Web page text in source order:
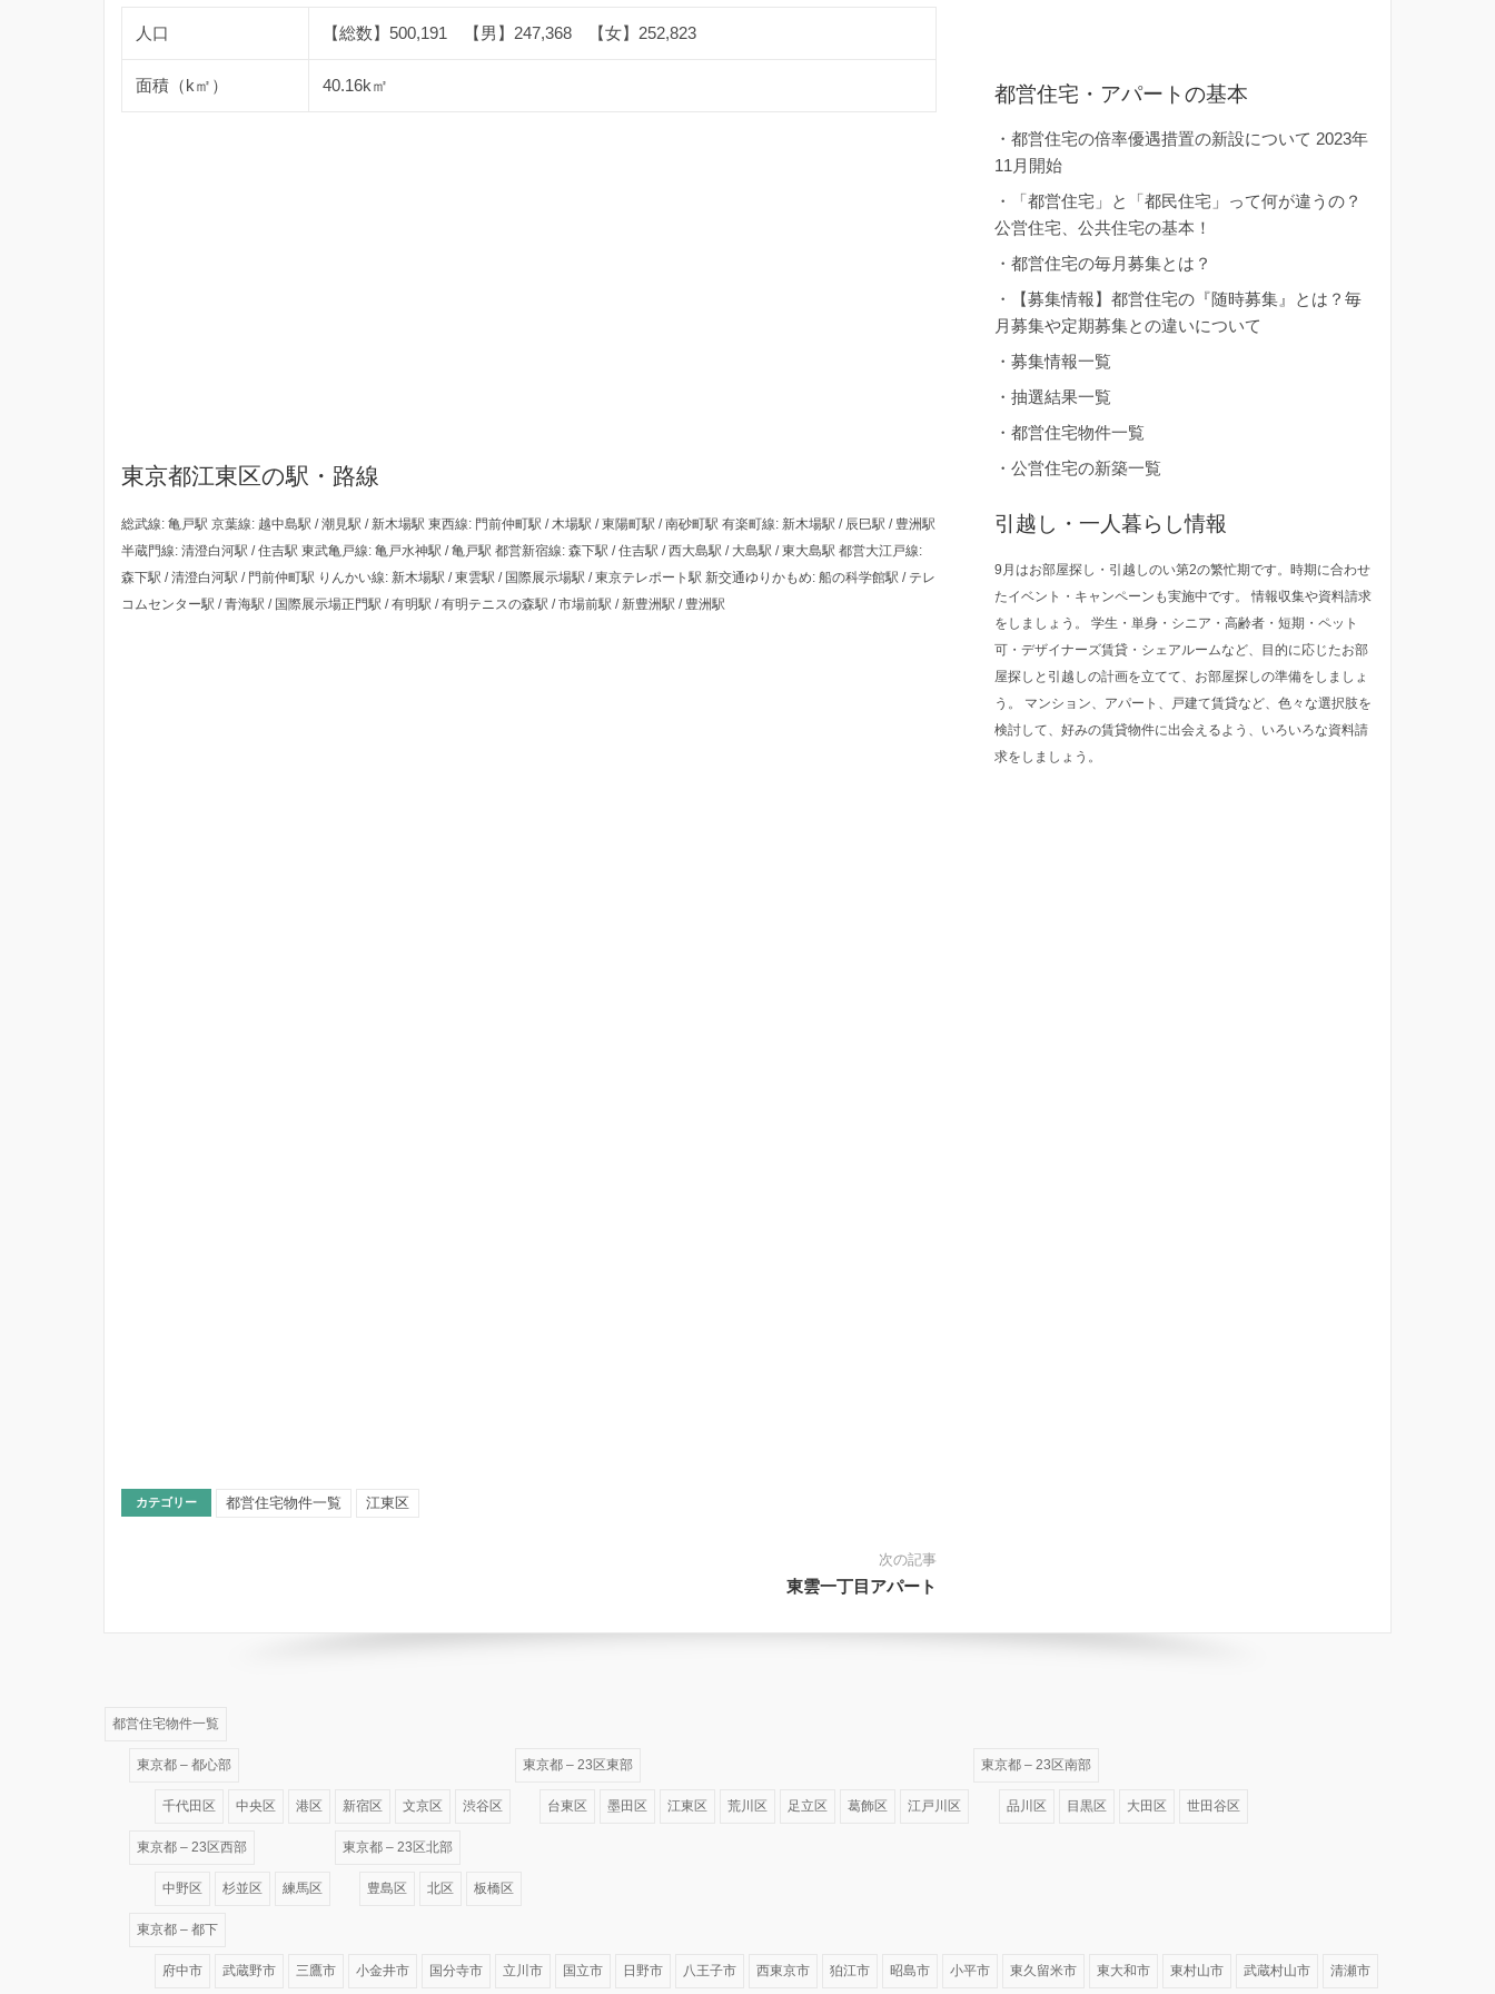
人口 【総数】500,191 【男】247,368 【女】252,823
面積（k㎡） 40.16k㎡
東京都江東区の駅・路線
総武線: 亀戸駅 京葉線: 越中島駅 / 潮見駅 / 新木場駅 東西線: 門前仲町駅 / 木場駅 / 東陽町駅 / 南砂町駅 有楽町線: 新木場駅 / 辰巳駅 / 豊洲駅
半蔵門線: 清澄白河駅 / 住吉駅 東武亀戸線: 亀戸水神駅 / 亀戸駅 都営新宿線: 森下駅 / 住吉駅 / 西大島駅 / 大島駅 / 東大島駅 都営大江戸線:
森下駅 / 清澄白河駅 / 門前仲町駅 りんかい線: 新木場駅 / 東雲駅 / 国際展示場駅 / 東京テレポート駅 新交通ゆりかもめ: 船の科学館駅 / テレ
コムセンター駅 / 青海駅 / 国際展示場正門駅 / 有明駅 / 有明テニスの森駅 / 市場前駅 / 新豊洲駅 / 豊洲駅
カテゴリー 都営住宅物件一覧 江東区
次の記事
東雲一丁目アパート
都営住宅・アパートの基本
・都営住宅の倍率優遇措置の新設について 2023年
11月開始
・
「都営住宅」と「都民住宅」って何が違うの？
公営住宅、公共住宅の基本！
・都営住宅の毎月募集とは？
・
【募集情報】都営住宅の『随時募集』とは？毎
月募集や定期募集との違いについて
・募集情報一覧
・抽選結果一覧
・都営住宅物件一覧
・公営住宅の新築一覧
引越し・一人暮らし情報
9月はお部屋探し・引越しのい第2の繁忙期です。時期に合わせ
たイベント・キャンペーンも実施中です。 情報収集や資料請求
をしましょう。 学生・単身・シニア・高齢者・短期・ペット
可・デザイナーズ賃貸・シェアルームなど、目的に応じたお部
屋探しと引越しの計画を立てて、お部屋探しの準備をしましょ
う。 マンション、アパート、戸建て賃貸など、色々な選択肢を
検討して、好みの賃貸物件に出会えるよう、いろいろな資料請
求をしましょう。
都営住宅物件一覧
東京都 – 都心部
千代田区 中央区 港区 新宿区 文京区 渋谷区
東京都 – 23区東部
台東区 墨田区 江東区 荒川区 足立区 葛飾区 江戸川区
東京都 – 23区南部
品川区 目黒区 大田区 世田谷区
東京都 – 23区西部
中野区 杉並区 練馬区
東京都 – 23区北部
豊島区 北区 板橋区
東京都 – 都下
府中市 武蔵野市 三鷹市 小金井市 国分寺市 立川市 国立市 日野市 八王子市 西東京市 狛江市 昭島市 小平市 東久留米市 東大和市 東村山市 武蔵村山市 清瀬市